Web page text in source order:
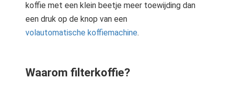
koffie met een klein beetje meer toewijding dan
een druk op de knop van een
volautomatische koffiemachine.
Waarom filterkoffie?